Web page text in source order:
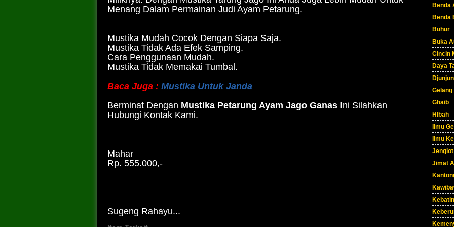
Menang Dalam Permainan Judi Ayam Petarung.
Mustika Mudah Cocok Dengan Siapa Saja.
Mustika Tidak Ada Efek Samping.
Cara Penggunaan Mudah.
Mustika Tidak Memakai Tumbal.
Baca Juga : Mustika Untuk Janda
Berminat Dengan Mustika Petarung Ayam Jago Ganas Ini Silahkan
Hubungi Kontak Kami.
Mahar
Rp. 555.000,-
Sugeng Rahayu...
Benda
Benda
Buhur
Buka
Cincin
Daya
Gelang
Ghaib
HIbah
Ilmu
Ilmu
Jimat